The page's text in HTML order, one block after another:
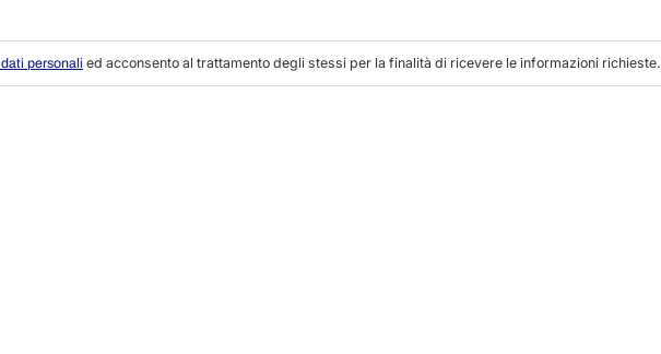
personali ed acconsento al trattamento degli stessi per la finalità di ricevere le informazioni richieste.